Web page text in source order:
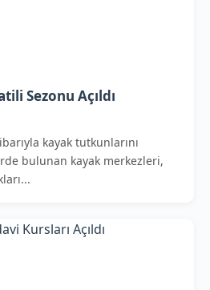
Sezonu Açıldı
kayak tutkunlarını
bulunan kayak merkezleri,